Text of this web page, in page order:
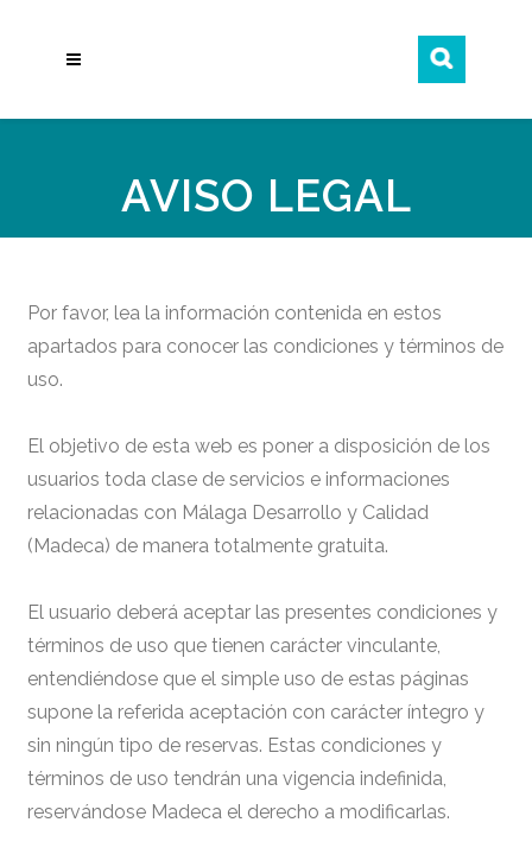
AVISO LEGAL
Por favor, lea la información contenida en estos
apartados para conocer las condiciones y términos de
uso.
El objetivo de esta web es poner a disposición de los
usuarios toda clase de servicios e informaciones
relacionadas con Málaga Desarrollo y Calidad
(Madeca) de manera totalmente gratuita.
El usuario deberá aceptar las presentes condiciones y
términos de uso que tienen carácter vinculante,
entendiéndose que el simple uso de estas páginas
supone la referida aceptación con carácter íntegro y
sin ningún tipo de reservas. Estas condiciones y
términos de uso tendrán una vigencia indefinida,
reservándose Madeca el derecho a modificarlas.